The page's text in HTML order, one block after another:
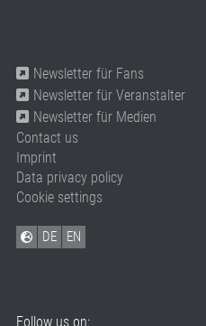
Newsletter für Fans
Newsletter für Veranstalter
Newsletter für Medien
Contact us
Imprint
Data privacy policy
Cookie settings
DE EN
Follow us on: